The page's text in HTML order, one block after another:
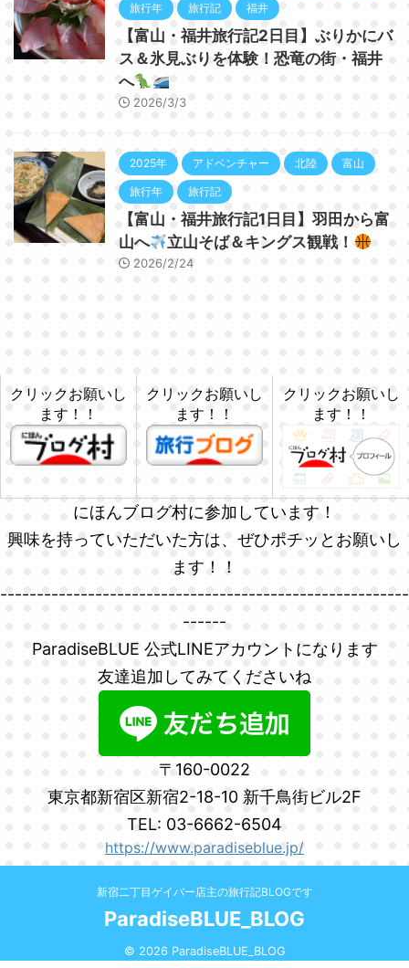
旅行年 旅行記 福井
【富山・福井旅行記2日目】ぶりかにバ
ス＆氷見ぶりを体験！恐竜の街・福井
へ
2026/3/3
2025年 アドベンチャー 北陸 富山
旅行年 旅行記
【富山・福井旅行記1日目】羽田から富
山へ
立山そば＆キングス観戦！
2026/2/24
クリックお願いし
ます！！
クリックお願いし
ます！！
クリックお願いし
ます！！
にほんブログ村に参加しています！
興味を持っていただいた方は、ぜひポチッとお願いし
ます！！
--------------------------------------------------------
------
ParadiseBLUE 公式LINEアカウントになります
友達追加してみてくださいね
〒160-0022
東京都新宿区新宿2-18-10 新千鳥街ビル2F
TEL: 03-6662-6504
https://www.paradiseblue.jp/
新宿二丁目ゲイバー店主の旅行記BLOGです
ParadiseBLUE_BLOG
© 2026 ParadiseBLUE_BLOG